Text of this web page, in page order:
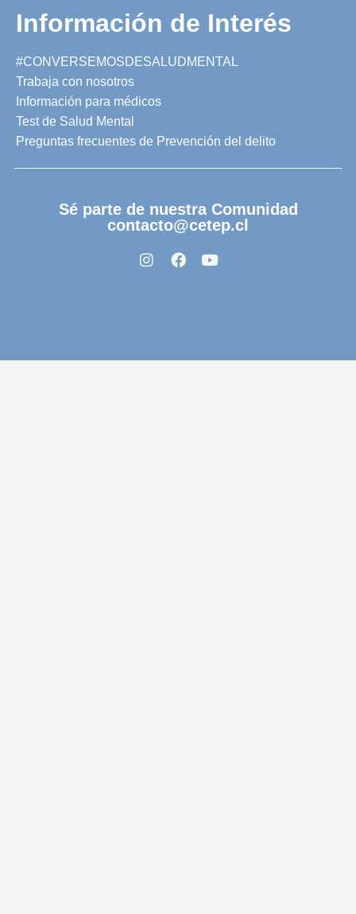
Información de Interés
#CONVERSEMOSDESALUDMENTAL
Trabaja con nosotros
Información para médicos
Test de Salud Mental
Preguntas frecuentes de Prevención del delito
Sé parte de nuestra Comunidad
contacto@cetep.cl